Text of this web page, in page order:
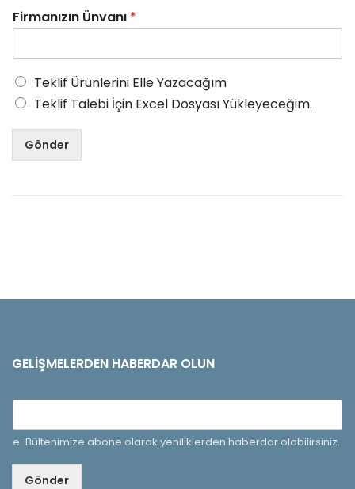
Firmanızın Ünvanı *
Teklif Ürünlerini Elle Yazacağım
Teklif Talebi İçin Excel Dosyası Yükleyeceğim.
Gönder
GELIŞMELERDEN HABERDAR OLUN
e-Bültenimize abone olarak yeniliklerden haberdar olabilirsiniz.
Gönder